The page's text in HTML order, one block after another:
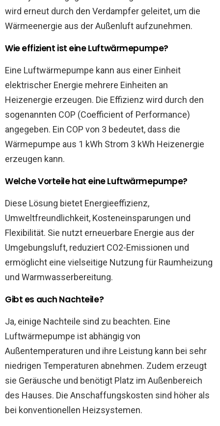
wird erneut durch den Verdampfer geleitet, um die
Wärmeenergie aus der Außenluft aufzunehmen.
Wie effizient ist eine Luftwärmepumpe?
Eine Luftwärmepumpe kann aus einer Einheit
elektrischer Energie mehrere Einheiten an
Heizenergie erzeugen. Die Effizienz wird durch den
sogenannten COP (Coefficient of Performance)
angegeben. Ein COP von 3 bedeutet, dass die
Wärmepumpe aus 1 kWh Strom 3 kWh Heizenergie
erzeugen kann.
Welche Vorteile hat eine Luftwärmepumpe?
Diese Lösung bietet Energieeffizienz,
Umweltfreundlichkeit, Kosteneinsparungen und
Flexibilität. Sie nutzt erneuerbare Energie aus der
Umgebungsluft, reduziert CO2-Emissionen und
ermöglicht eine vielseitige Nutzung für Raumheizung
und Warmwasserbereitung.
Gibt es auch Nachteile?
Ja, einige Nachteile sind zu beachten. Eine
Luftwärmepumpe ist abhängig von
Außentemperaturen und ihre Leistung kann bei sehr
niedrigen Temperaturen abnehmen. Zudem erzeugt
sie Geräusche und benötigt Platz im Außenbereich
des Hauses. Die Anschaffungskosten sind höher als
bei konventionellen Heizsystemen.